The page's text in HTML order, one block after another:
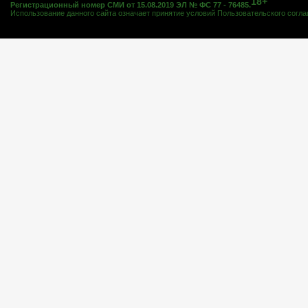
Регистрационный номер СМИ от 15.08.2019 ЭЛ № ФС 77 - 76485.
Использование данного сайта означает принятие условий Пользовательского